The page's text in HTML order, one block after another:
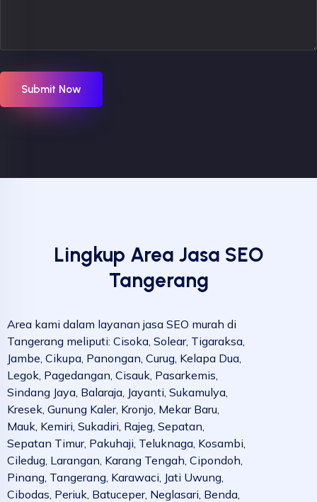
Submit Now
Lingkup Area Jasa SEO
Tangerang
Area kami dalam layanan jasa SEO murah di
Tangerang meliputi: Cisoka, Solear, Tigaraksa,
Jambe, Cikupa, Panongan, Curug, Kelapa Dua,
Legok, Pagedangan, Cisauk, Pasarkemis,
Sindang Jaya, Balaraja, Jayanti, Sukamulya,
Kresek, Gunung Kaler, Kronjo, Mekar Baru,
Mauk, Kemiri, Sukadiri, Rajeg, Sepatan,
Sepatan Timur, Pakuhaji, Teluknaga, Kosambi,
Ciledug, Larangan, Karang Tengah, Cipondoh,
Pinang, Tangerang, Karawaci, Jati Uwung,
Cibodas, Periuk, Batuceper, Neglasari, Benda,